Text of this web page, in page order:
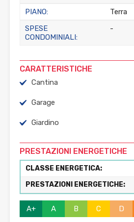
PIANO:
Terra
SPESE
CONDOMINIALI:
-
CARATTERISTICHE
Cantina
Garage
Giardino
PRESTAZIONI ENERGETICHE
CLASSE ENERGETICA:
PRESTAZIONI ENERGETICHE:
A+ A B C D